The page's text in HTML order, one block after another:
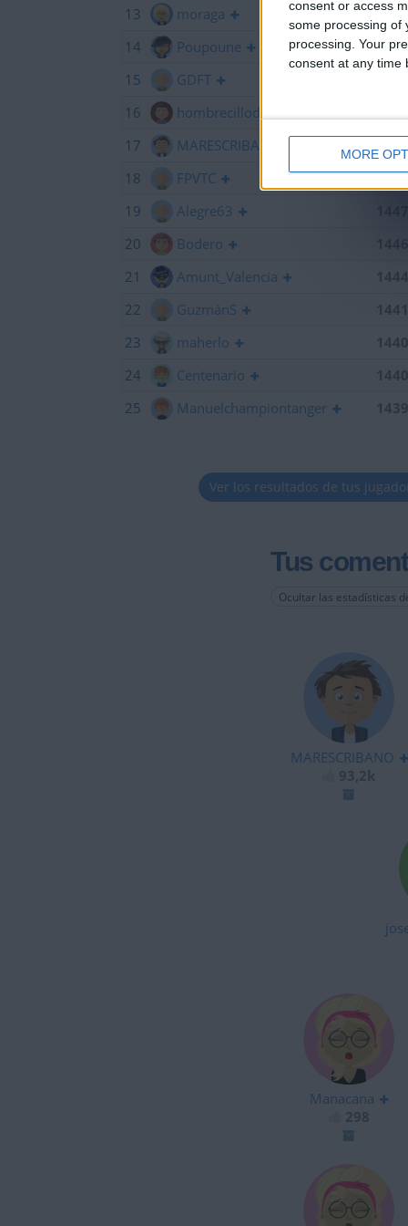
consent or access
some processing of
processing. Your
consent at any time
MORE
13
moraga
14
Poupoune
15
GDFT
16
hombrecillodepan
17
MARESCRIBANO
18
FPVTC
19
Alegre63
20
Bodero
21
Amunt_Valencia
22
GuzmánS
23
maherlo
24
Centenario
25
Manuelchampiontanger
Ver los resultados de tus
Tus
Ocultar las estadísticas
MARESCRIBANO
Manacana